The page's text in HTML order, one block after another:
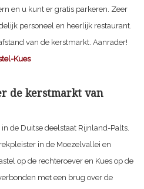
en u kunt er gratis parkeren. Zeer
personeel en heerlijk restaurant.
van de kerstmarkt. Aanrader!
Kues
de kerstmarkt van
de Duitse deelstaat Rijnland-Palts.
in de Moezelvallei en
op de rechteroever en Kues op de
met een brug over de